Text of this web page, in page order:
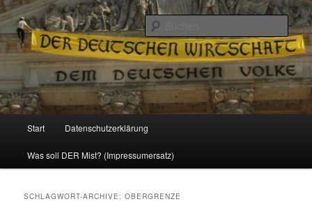
Reizzentrum
Politik, Wirtschaft, Soziales und Gesellschaft
Zum
Inhalt
Zum
sekundären
Start Datenschutzerklärung
Was soll DER Mist? (Impressumersatz)
SCHLAGWORT-ARCHIVE:OBERGRENZE